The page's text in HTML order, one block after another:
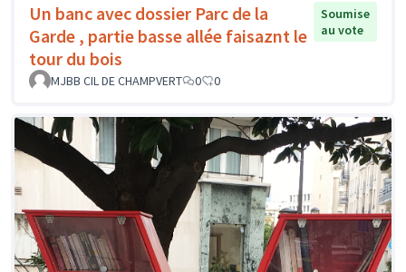
Un banc avec dossier Parc de la
Garde , partie basse allée faisaznt le
tour du bois
Soumise
au vote
MJBB CIL DE CHAMPVERT 0 0